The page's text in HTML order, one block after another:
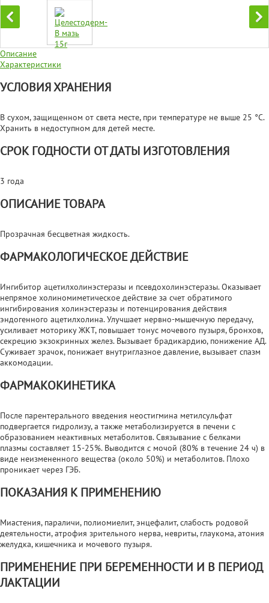
Описание
Характеристики
УСЛОВИЯ ХРАНЕНИЯ
В сухом, защищенном от света месте, при температуре не выше 25 °C.
Хранить в недоступном для детей месте.
СРОК ГОДНОСТИ ОТ ДАТЫ ИЗГОТОВЛЕНИЯ
3 года
ОПИСАНИЕ ТОВАРА
Прозрачная бесцветная жидкость.
ФАРМАКОЛОГИЧЕСКОЕ ДЕЙСТВИЕ
Ингибитор ацетилхолинэстеразы и псевдохолинэстеразы. Оказывает
непрямое холиномиметическое действие за счет обратимого
ингибирования холинэстеразы и потенцирования действия
эндогенного ацетилхолина. Улучшает нервно-мышечную передачу,
усиливает моторику ЖКТ, повышает тонус мочевого пузыря, бронхов,
секрецию экзокринных желез. Вызывает брадикардию, понижение АД.
Суживает зрачок, понижает внутриглазное давление, вызывает спазм
аккомодации.
ФАРМАКОКИНЕТИКА
После парентерального введения неостигмина метилсульфат
подвергается гидролизу, а также метаболизируется в печени с
образованием неактивных метаболитов. Связывание с белками
плазмы составляет 15-25%. Выводится с мочой (80% в течение 24 ч) в
виде неизмененного вещества (около 50%) и метаболитов. Плохо
проникает через ГЭБ.
ПОКАЗАНИЯ К ПРИМЕНЕНИЮ
Миастения, параличи, полиомиелит, энцефалит, слабость родовой
деятельности, атрофия зрительного нерва, невриты, глаукома, атония
желудка, кишечника и мочевого пузыря.
ПРИМЕНЕНИЕ ПРИ БЕРЕМЕННОСТИ И В ПЕРИОД
ЛАКТАЦИИ